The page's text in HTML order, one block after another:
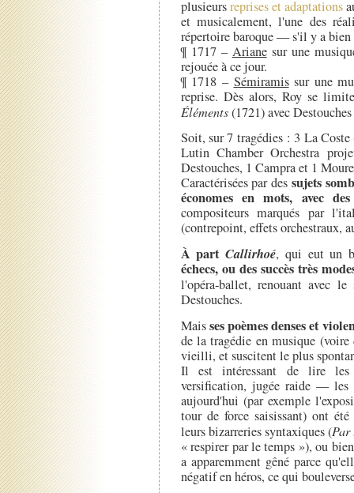
plusieursreprises et adaptations
et musicalement, l'une des
répertoire baroque — s'il y a
¶ 1717 – Arianesur une
rejouée à ce jour.
¶ 1718 – Sémiramissur une
reprise. Dès alors, Roy se
Éléments(1721) avec Destouches
Soit, sur 7 tragédies : 3 La
Lutin Chamber Orchestra
Destouches, 1 Campra et 1
Caractérisées par dessujets
économes en mots, avec
compositeurs marqués par
(contrepoint, effets orchestraux,
À partCallirhoé, qui eut un
échecs, ou des succès très
l'opéra-ballet, renouant avec
Destouches.
Maisses poèmes denses et
de la tragédie en musique
vieilli, et suscitent le plus
Il est intéressant de lire les
versification, jugée raide — les
aujourd'hui (par exemple
tour de force saisissant) ont
leurs bizarreries syntaxiques (Par
« respirer par le temps »), ou
a apparemment gêné parce
négatif en héros, ce qui